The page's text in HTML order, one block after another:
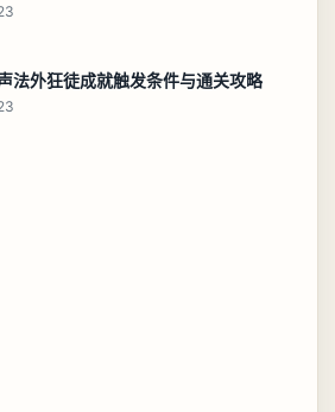
法外狂徒成就触发条件与通关攻略